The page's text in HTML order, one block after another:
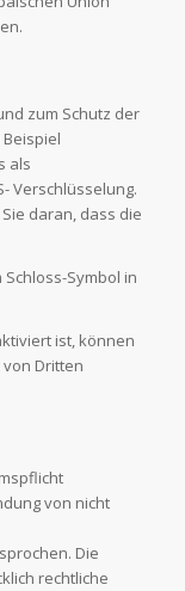
zum Schutz der
als
Verschlüsselung.
daran, dass die
Symbol in
ist, können
Dritten
von nicht
Die
rechtliche